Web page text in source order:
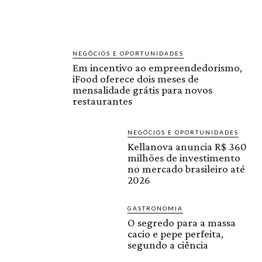
NEGÓCIOS E OPORTUNIDADES
Em incentivo ao empreendedorismo,
iFood oferece dois meses de
mensalidade grátis para novos
restaurantes
NEGÓCIOS E OPORTUNIDADES
Kellanova anuncia R$ 360
milhões de investimento
no mercado brasileiro até
2026
GASTRONOMIA
O segredo para a massa
cacio e pepe perfeita,
segundo a ciência